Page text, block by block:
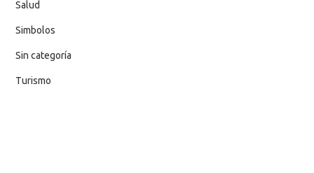
Salud
Simbolos
Sin categoría
Turismo